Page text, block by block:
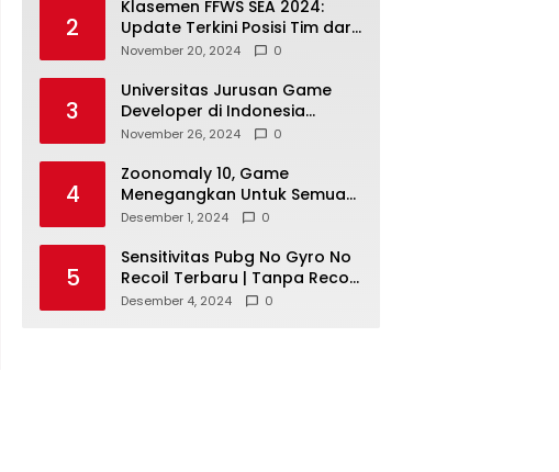
2
Klasemen FFWS SEA 2024:
Update Terkini Posisi Tim dari
Asia Tenggara
November 20, 2024 0
3
Universitas Jurusan Game
Developer di Indonesia
dengan Reputasi Baik
November 26, 2024 0
4
Zoonomaly 10, Game
Menegangkan Untuk Semua
Pecinta Horor
Desember 1, 2024 0
5
Sensitivitas Pubg No Gyro No
Recoil Terbaru | Tanpa Recoil
Untuk Headshot Lebih Mudah!
Desember 4, 2024 0